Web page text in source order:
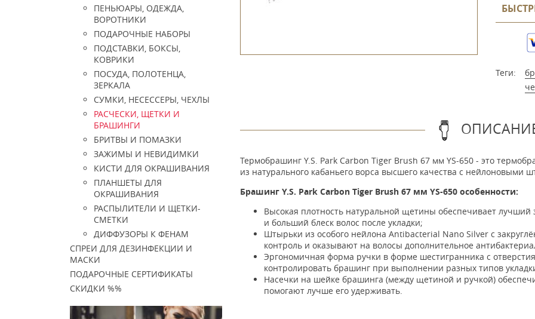
ПЕНЬЮАРЫ, ОДЕЖДА,
ВОРОТНИКИ
ПОДАРОЧНЫЕ НАБОРЫ
ПОДСТАВКИ, БОКСЫ,
КОВРИКИ
ПОСУДА, ПОЛОТЕНЦА,
ЗЕРКАЛА
СУМКИ, НЕСЕССЕРЫ, ЧЕХЛЫ
РАСЧЕСКИ, ЩЕТКИ И
БРАШИНГИ
БРИТВЫ И ПОМАЗКИ
ЗАЖИМЫ И НЕВИДИМКИ
КИСТИ ДЛЯ ОКРАШИВАНИЯ
ПЛАНШЕТЫ ДЛЯ
ОКРАШИВАНИЯ
РАСПЫЛИТЕЛИ И ЩЕТКИ-
СМЕТКИ
ДИФФУЗОРЫ К ФЕНАМ
СПРЕИ ДЛЯ ДЕЗИНФЕКЦИИ И
МАСКИ
ПОДАРОЧНЫЕ СЕРТИФИКАТЫ
СКИДКИ %%
Теги:
Термобрашинг Y.S. Park Carbon Tiger Brush 67 мм YS-650 - это
из натурального кабаньего ворса высшего качества с нейлоновыми
Брашинг Y.S. Park Carbon Tiger Brush 67 мм YS-650 особенности:
Высокая плотность натуральной щетины обеспечивает лучший
и больший блеск волос после укладки;
Штырьки из особого нейлона Antibacterial Nano Silver с
контроль и оказывают на волосы дополнительное
Эргономичная форма ручки в форме шестигранника с
контролировать брашинг при выполнении разных типов
Насечки на шейке брашинга (между щетиной и ручкой)
помогают лучше его удерживать.